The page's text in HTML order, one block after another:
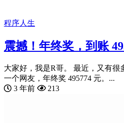
程序人生
震撼！年终奖，到账
大家好，我是R哥。 最近，又有很
一个网友，年终奖 495774 元。...
3 年前
213